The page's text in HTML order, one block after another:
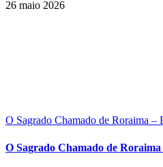
26 maio 2026
O Sagrado Chamado de Roraima –
O Sagrado Chamado de